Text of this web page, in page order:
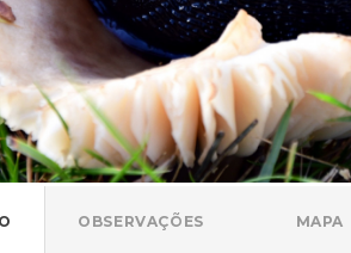
OBSERVAÇÕES MAPA